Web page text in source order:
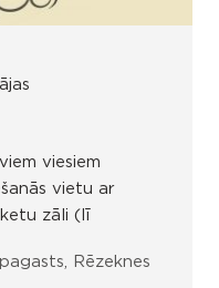
viesiem
vietu ar
zāli (lī
Rēzeknes